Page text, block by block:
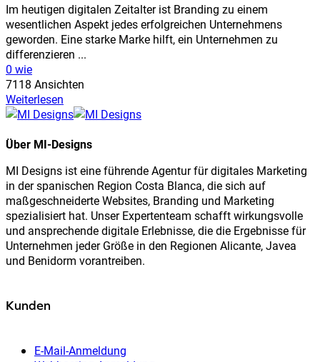
Im heutigen digitalen Zeitalter ist Branding zu einem
wesentlichen Aspekt jedes erfolgreichen Unternehmens
geworden. Eine starke Marke hilft, ein Unternehmen zu
differenzieren ...
0 wie
7118 Ansichten
Weiterlesen
Über MI-Designs
MI Designs ist eine führende Agentur für digitales Marketing
in der spanischen Region Costa Blanca, die sich auf
maßgeschneiderte Websites, Branding und Marketing
spezialisiert hat. Unser Expertenteam schafft wirkungsvolle
und ansprechende digitale Erlebnisse, die die Ergebnisse für
Unternehmen jeder Größe in den Regionen Alicante, Javea
und Benidorm vorantreiben.
Kunden
E-Mail-Anmeldung